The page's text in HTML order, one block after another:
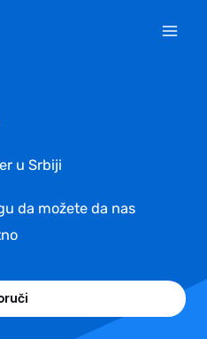
u Srbiji
da možete da nas